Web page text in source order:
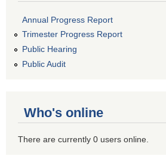
Annual Progress Report
Trimester Progress Report
Public Hearing
Public Audit
Who's online
There are currently 0 users online.